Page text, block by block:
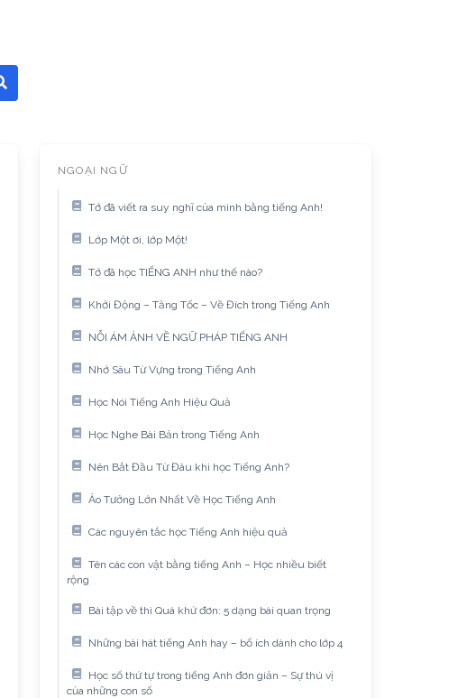
NGOẠI NGỮ
Tớ đã viết ra suy nghĩ của mình bằng tiếng Anh!
Lớp Một ơi, lớp Một!
Tớ đã học TIẾNG ANH như thế nào?
Khởi Động – Tăng Tốc – Về Đích trong Tiếng Anh
NỖI ÁM ẢNH VỀ NGỮ PHÁP TIẾNG ANH
Nhớ Sâu Từ Vựng trong Tiếng Anh
Học Nói Tiếng Anh Hiệu Quả
Học Nghe Bài Bản trong Tiếng Anh
Nên Bắt Đầu Từ Đâu khi học Tiếng Anh?
Ảo Tưởng Lớn Nhất Về Học Tiếng Anh
Các nguyên tắc học Tiếng Anh hiệu quả
Tên các con vật bằng tiếng Anh – Học nhiều biết
rộng
Bài tập về thì Quá khứ đơn: 5 dạng bài quan trọng
Những bài hát tiếng Anh hay – bổ ích dành cho lớp 4
Học số thứ tự trong tiếng Anh đơn giản – Sự thú vị
của những con số